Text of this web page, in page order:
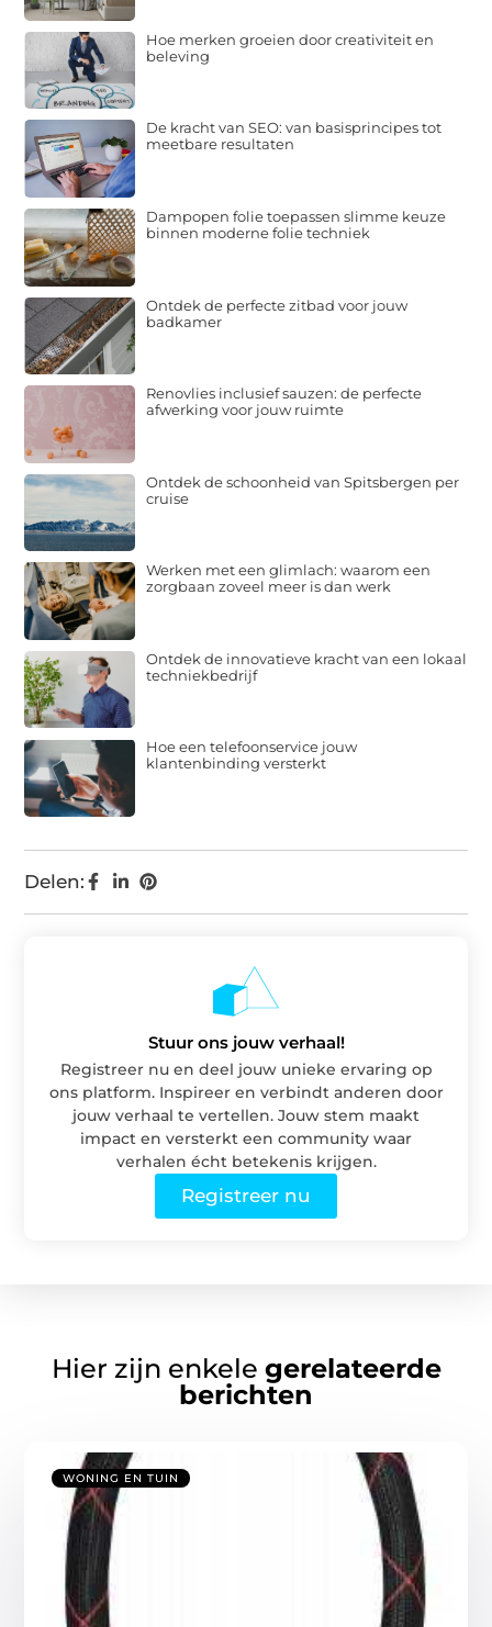
Delen:
Hoe merken groeien door creativiteit en
beleving
De kracht van SEO: van basisprincipes tot
meetbare resultaten
Dampopen folie toepassen slimme keuze
binnen moderne folie techniek
Ontdek de perfecte zitbad voor jouw
badkamer
Renovlies inclusief sauzen: de perfecte
afwerking voor jouw ruimte
Ontdek de schoonheid van Spitsbergen per
cruise
Werken met een glimlach: waarom een
zorgbaan zoveel meer is dan werk
Ontdek de innovatieve kracht van een lokaal
techniekbedrijf
Hoe een telefoonservice jouw
klantenbinding versterkt
Stuur ons jouw verhaal!
Registreer nu en deel jouw unieke ervaring op
ons platform. Inspireer en verbindt anderen door
jouw verhaal te vertellen. Jouw stem maakt
impact en versterkt een community waar
verhalen écht betekenis krijgen.
Registreer nu
Hier zijn enkele gerelateerde
berichten
WONING EN TUIN